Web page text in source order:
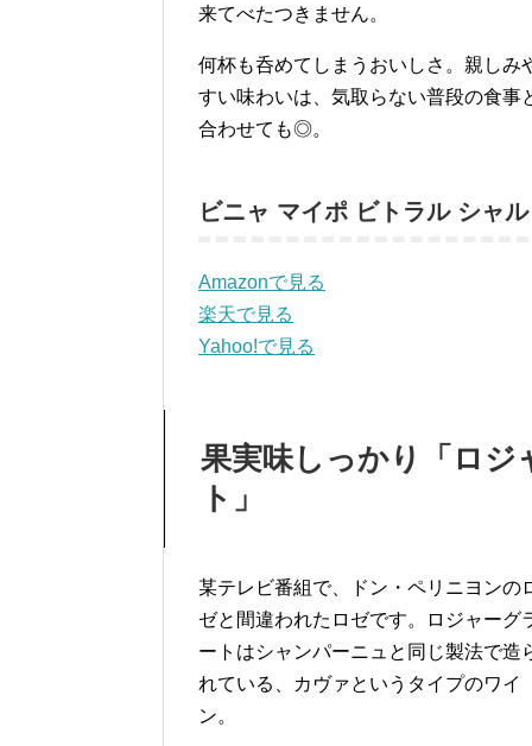
来てべたつきません。
何杯も呑めてしまうおいしさ。親しみ
すい味わいは、気取らない普段の食事
合わせても◎。
ビニャ マイポ ビトラル シャ
Amazonで見る
楽天で見る
Yahoo!で見る
果実味しっかり「ロジ
ト」
某テレビ番組で、ドン・ペリニヨンの
ゼと間違われたロゼです。ロジャーグ
ートはシャンパーニュと同じ製法で造
れている、カヴァというタイプのワイ
ン。